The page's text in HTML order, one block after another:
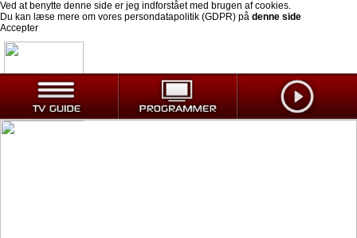
Ved at benytte denne side er jeg indforstået med brugen af cookies.
Du kan læse mere om vores persondatapolitik (GDPR) på denne side
Accepter